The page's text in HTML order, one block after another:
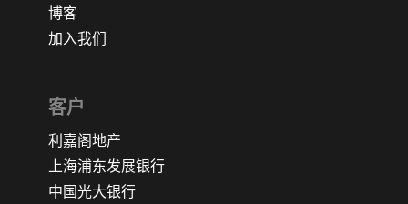
博客
加入我们
客户
利嘉阁地产
上海浦东发展银行
中国光大银行